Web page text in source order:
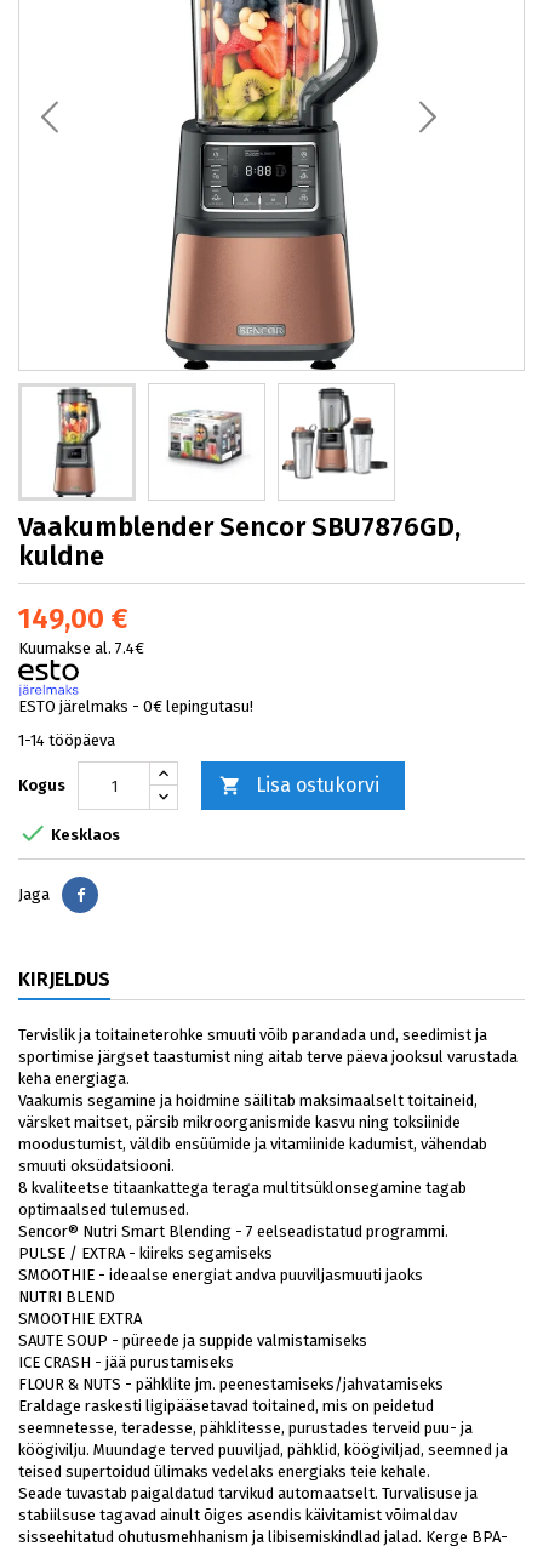
Vaakumblender Sencor SBU7876GD,
kuldne
149,00 €
Kuumakse al. 7.4€
ESTO järelmaks - 0€ lepingutasu!
1-14 tööpäeva
Kogus  Lisa ostukorvi
 Kesklaos
Jaga Jaga
KIRJELDUS
Tervislik ja toitaineterohke smuuti võib parandada und, seedimist ja
sportimise järgset taastumist ning aitab terve päeva jooksul varustada
keha energiaga.
Vaakumis segamine ja hoidmine säilitab maksimaalselt toitaineid,
värsket maitset, pärsib mikroorganismide kasvu ning toksiinide
moodustumist, väldib ensüümide ja vitamiinide kadumist, vähendab
smuuti oksüdatsiooni.
8 kvaliteetse titaankattega teraga multitsüklonsegamine tagab
optimaalsed tulemused.
Sencor® Nutri Smart Blending - 7 eelseadistatud programmi.
PULSE / EXTRA - kiireks segamiseks
SMOOTHIE - ideaalse energiat andva puuviljasmuuti jaoks
NUTRI BLEND
SMOOTHIE EXTRA
SAUTE SOUP - püreede ja suppide valmistamiseks
ICE CRASH - jää purustamiseks
FLOUR & NUTS - pähklite jm. peenestamiseks/jahvatamiseks
Eraldage raskesti ligipääsetavad toitained, mis on peidetud
seemnetesse, teradesse, pähklitesse, purustades terveid puu- ja
köögivilju. Muundage terved puuviljad, pähklid, köögiviljad, seemned ja
teised supertoidud ülimaks vedelaks energiaks teie kehale.
Seade tuvastab paigaldatud tarvikud automaatselt. Turvalisuse ja
stabiilsuse tagavad ainult õiges asendis käivitamist võimaldav
sisseehitatud ohutusmehhanism ja libisemiskindlad jalad. Kerge BPA-